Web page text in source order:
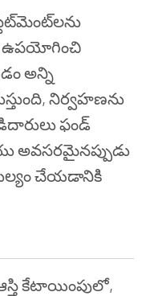
ఉపయోగించి
అన్ని
నిర్వహణను
ఫండ్
అవసరమైనప్పుడు
చేయడానికి
కేటాయింపులో,